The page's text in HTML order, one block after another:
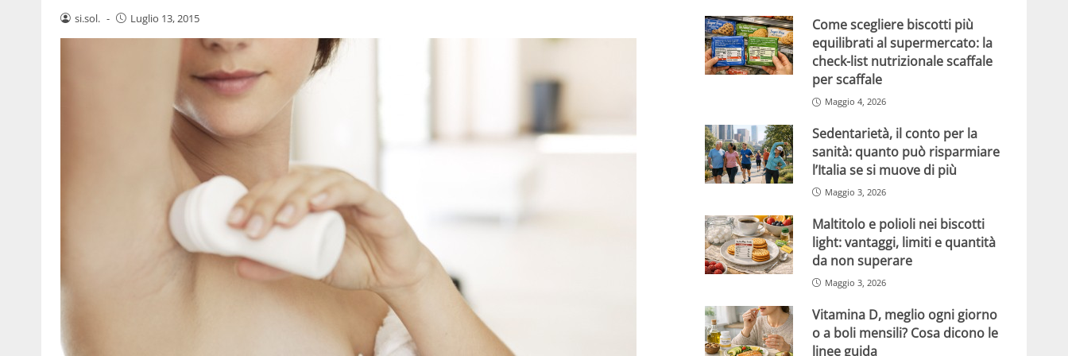
si.sol. - Luglio 13, 2015
Come scegliere biscotti più
equilibrati al supermercato: la
check-list nutrizionale scaffale
per scaffale
Maggio 4, 2026
Sedentarietà, il conto per la
sanità: quanto può risparmiare
l’Italia se si muove di più
Maggio 3, 2026
Maltitolo e polioli nei biscotti
light: vantaggi, limiti e quantità
da non superare
Maggio 3, 2026
Vitamina D, meglio ogni giorno
o a boli mensili? Cosa dicono le
linee guida